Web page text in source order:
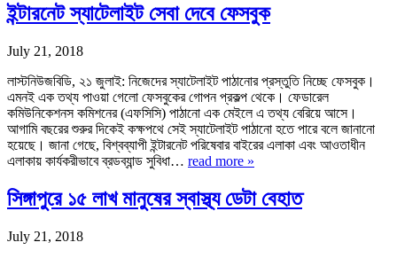
ইন্টারনেট স্যাটেলাইট সেবা দেবে ফেসবুক
July 21, 2018
লাস্টনিউজবিডি, ২১ জুলাই: নিজেদের স্যাটেলাইট পাঠানোর প্রস্তুতি নিচ্ছে ফেসবুক।
এমনই এক তথ্য পাওয়া গেলো ফেসবুকের গোপন প্রকল্প থেকে। ফেডারেল
কমিউনিকেশনস কমিশনের (এফসিসি) পাঠানো এক মেইলে এ তথ্য বেরিয়ে আসে।
আগামি বছরের শুরুর দিকেই কক্ষপথে সেই স্যাটেলাইট পাঠানো হতে পারে বলে জানানো
হয়েছে। জানা গেছে, বিশ্বব্যাপী ইন্টারনেট পরিষেবার বাইরের এলাকা এবং আওতাধীন
এলাকায় কার্যকরীভাবে ব্রডব্যান্ড সুবিধা… read more »
সিঙ্গাপুরে ১৫ লাখ মানুষের স্বাস্থ্য ডেটা বেহাত
July 21, 2018